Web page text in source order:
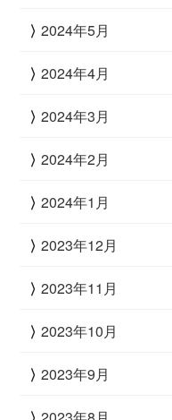
2024年5月
2024年4月
2024年3月
2024年2月
2024年1月
2023年12月
2023年11月
2023年10月
2023年9月